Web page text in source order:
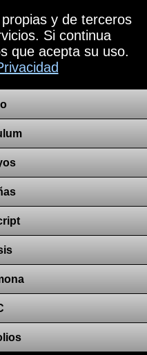
y de terceros
Si continua
que acepta su uso.